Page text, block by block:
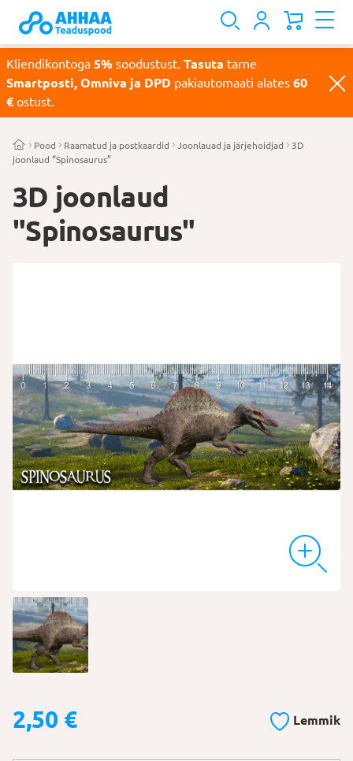
Kliendikontoga 5% soodustust. Tasuta tarne
Smartposti, Omniva ja DPD pakiautomaati alates 60
€ ostust.
Pood Raamatud ja postkaardid Joonlauad ja järjehoidjad
3D
joonlaud “Spinosaurus”
3D joonlaud
"Spinosaurus"
2,50 € Lemmik